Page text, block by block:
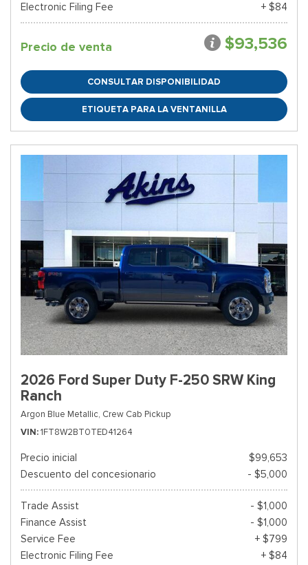
Electronic Filing Fee
+ $84
Precio de venta $93,536
CONSULTAR DISPONIBILIDAD
ETIQUETA PARA LA VENTANILLA
2026 Ford Super Duty F-250 SRW King
Ranch
Argon Blue Metallic, Crew Cab Pickup
VIN 1FT8W2BT0TED41264
Precio inicial
$99,653
Descuento del concesionario
- $5,000
Trade Assist
- $1,000
Finance Assist
- $1,000
Service Fee
+ $799
Electronic Filing Fee
+ $84